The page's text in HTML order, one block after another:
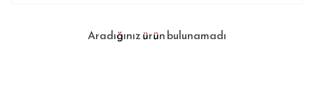
Aradığınız ürün bulunamadı